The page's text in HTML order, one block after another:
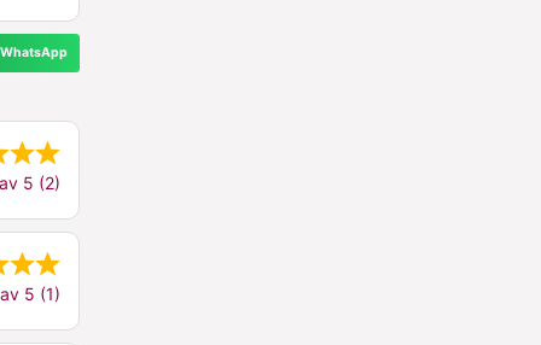
WhatsApp
5 (2)
5 (1)